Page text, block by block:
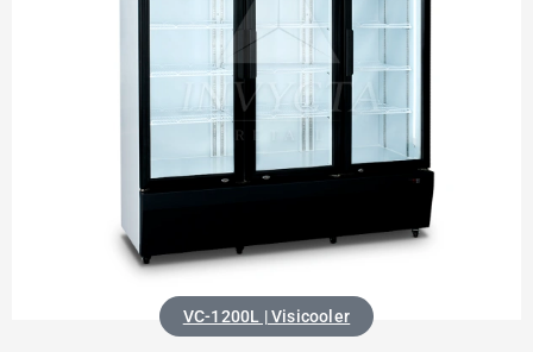
VC-1200L | Visicooler